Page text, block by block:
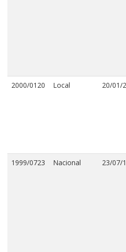
2000/0120 Local 20/01/
1999/0723 Nacional 23/07/